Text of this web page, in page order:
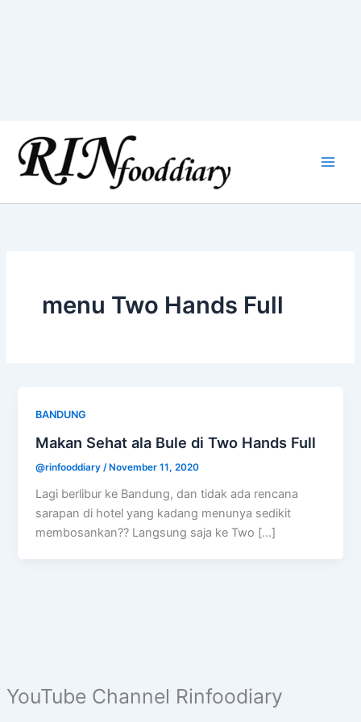
content
YouTube Channel Rinfoodiary
menu Two Hands Full
BANDUNG
Makan Sehat ala Bule di Two Hands Full
@rinfooddiary /November 11, 2020
Lagi berlibur ke Bandung, dan tidak ada rencana
sarapan di hotel yang kadang menunya sedikit
membosankan?? Langsung saja ke Two […]